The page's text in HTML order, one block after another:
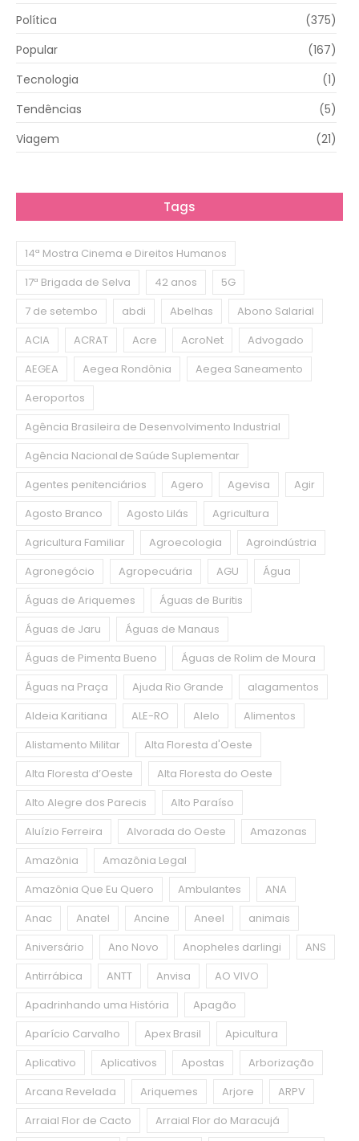
Política
(375)
Popular
(167)
Tecnologia
(1)
Tendências
(5)
Viagem
(21)
Tags
14ª Mostra Cinema e Direitos Humanos
17ª Brigada de Selva
42 anos
5G
7 de setembo
abdi Abelhas
Abono Salarial
ACIA
ACRAT Acre AcroNet
Advogado
AEGEA
Aegea Rondônia
Aegea Saneamento
Aeroportos
Agência Brasileira de Desenvolvimento Industrial
Agência Nacional de Saúde Suplementar
Agentes penitenciários
Agero Agevisa
Agir
Agosto Branco
Agosto Lilás
Agricultura
Agricultura Familiar
Agroecologia
Agroindústria
Agronegócio
Agropecuária AGU
Água
Águas de Ariquemes
Águas de Buritis
Águas de Jaru
Águas de Manaus
Águas de Pimenta Bueno
Águas de Rolim de Moura
Águas na Praça
Ajuda Rio Grande
alagamentos
Aldeia Karitiana
ALE-RO Alelo
Alimentos
Alistamento Militar
Alta Floresta d'Oeste
Alta Floresta d’Oeste
Alta Floresta do Oeste
Alto Alegre dos Parecis
Alto Paraíso
Aluízio Ferreira
Alvorada do Oeste
Amazonas
Amazônia
Amazônia Legal
Amazônia Que Eu Quero
Ambulantes
ANA
Anac
Anatel Ancine Aneel
animais
Aniversário
Ano Novo Anopheles darlingi
ANS
Antirrábica
ANTT Anvisa
AO VIVO
Apadrinhando uma História
Apagão
Aparício Carvalho
Apex Brasil
Apicultura
Aplicativo
Aplicativos Apostas
Arborização
Arcana Revelada
Ariquemes Arjore
ARPV
Arraial Flor de Cacto
Arraial Flor do Maracujá